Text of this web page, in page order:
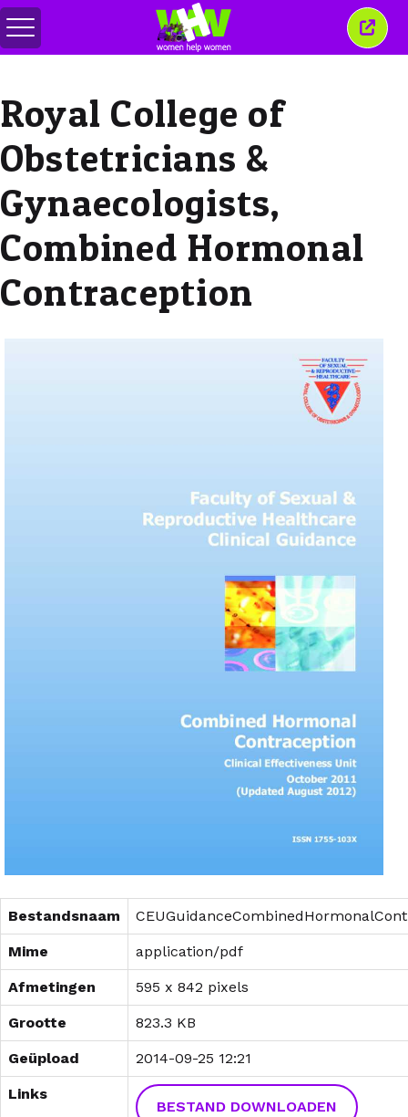
Comută
meniul
Royal College of
Obstetricians &
Gynaecologists,
Combined Hormonal
Contraception
Bestandsnaam
Mime application/pdf
Afmetingen 595 x 842 pixels
Grootte 823.3 KB
Geüpload 2014-09-25 12:21
Links
BESTAND DOWNLOADEN